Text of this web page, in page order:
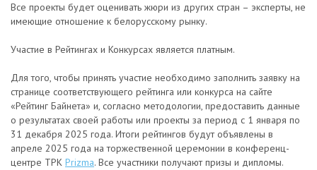
Все проекты будет оценивать жюри из других стран – эксперты, не
имеющие отношение к белорусскому рынку.
Участие в Рейтингах и Конкурсах является платным.
Для того, чтобы принять участие необходимо заполнить заявку на
странице соответствующего рейтинга или конкурса на сайте
«Рейтинг Байнета» и, согласно методологии, предоставить данные
о результатах своей работы или проекты за период с 1 января по
31 декабря 2025 года. Итоги рейтингов будут объявлены в
апреле 2025 года на торжественной церемонии в конференц-
центре ТРК Prizma. Все участники получают призы и дипломы.